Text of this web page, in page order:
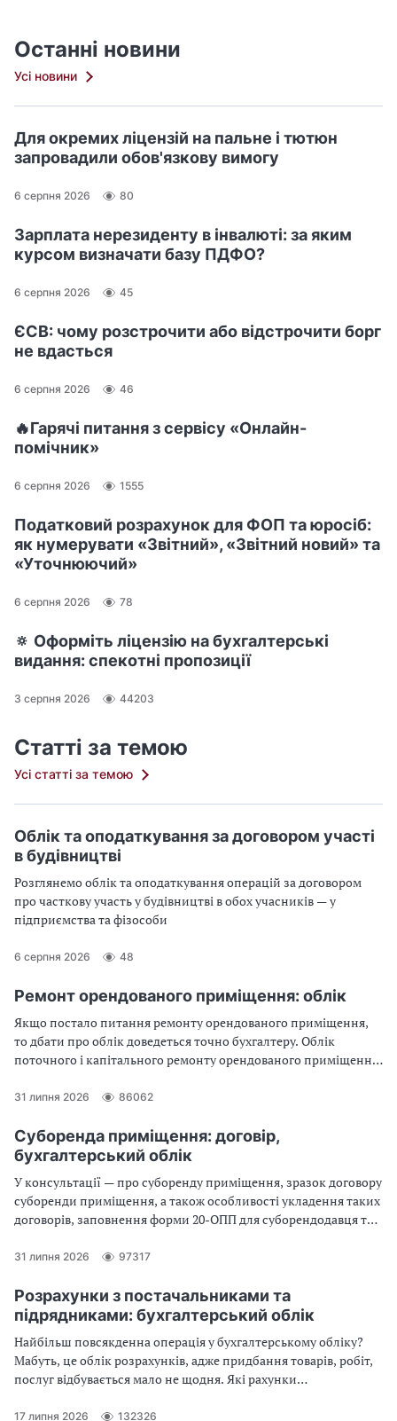
Останні новини
Усі новини
Для окремих ліцензій на пальне і тютюн
запровадили обов'язкову вимогу
6 серпня 2026 80
Зарплата нерезиденту в інвалюті: за яким
курсом визначати базу ПДФО?
6 серпня 2026 45
ЄСВ: чому розстрочити або відстрочити борг
не вдасться
6 серпня 2026 46
🔥Гарячі питання з сервісу «Онлайн-
помічник»
6 серпня 2026 1555
Податковий розрахунок для ФОП та юросіб:
як нумерувати «Звітний», «Звітний новий» та
«Уточнюючий»
6 серпня 2026 78
🔅 Оформіть ліцензію на бухгалтерські
видання: спекотні пропозиції
3 серпня 2026 44203
Статті за темою
Усі статті за темою
Облік та оподаткування за договором участі
в будівництві
Розглянемо облік та оподаткування операцій за договором
про часткову участь у будівництві в обох учасників — у
підприємства та фізособи
6 серпня 2026 48
Ремонт орендованого приміщення: облік
Якщо постало питання ремонту орендованого приміщення,
то дбати про облік доведеться точно бухгалтеру. Облік
поточного і капітального ремонту орендованого приміщення,
консультації
31 липня 2026 86062
Суборенда приміщення: договір,
бухгалтерський облік
У консультації — про суборенду приміщення, зразок договору
суборенди приміщення, а також особливості укладення таких
договорів, заповнення форми 20-ОПП для суборендодавця та
сторін
31 липня 2026 97317
Розрахунки з постачальниками та
підрядниками: бухгалтерський облік
Найбільш повсякденна операція у бухгалтерському обліку?
Мабуть, це облік розрахунків, адже придбання товарів, робіт,
послуг відбувається мало не щодня. Які рахунки
впливає система оподаткування на розрахунки та в якій формі
17 липня 2026 132326